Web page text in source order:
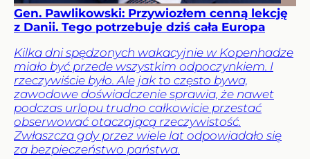
Gen. Pawlikowski: Przywiozłem cenną lekcję
z Danii. Tego potrzebuje dziś cała Europa
Kilka dni spędzonych wakacyjnie w Kopenhadze
miało być przede wszystkim odpoczynkiem. I
rzeczywiście było. Ale jak to często bywa,
zawodowe doświadczenie sprawia, że nawet
podczas urlopu trudno całkowicie przestać
obserwować otaczającą rzeczywistość.
Zwłaszcza gdy przez wiele lat odpowiadało się
za bezpieczeństwo państwa.